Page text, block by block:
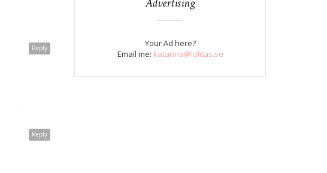
Reply
Reply
Your Ad here?
Email me: katarina@lolitas.se